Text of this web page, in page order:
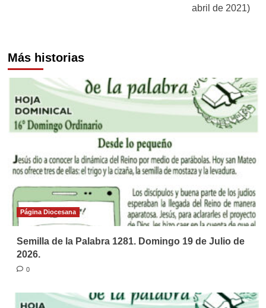
abril de 2021)
Más historias
Página Diocesana
Semilla de la Palabra 1281. Domingo 19 de Julio de
2026.
0